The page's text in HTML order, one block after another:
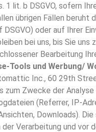
lit. b DSGVO, sofern
übrigen Fällen
oder auf Ihrer
bei uns, bis Sie
Bearbeitung
Tools und Werbung/
Inc., 60 29th
Zwecke der
(Referrer, IP-
Downloads).
Verarbeitung und